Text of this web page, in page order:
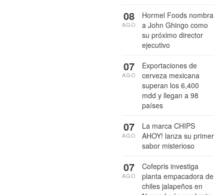
Hormel Foods nombra
a John Ghingo como
su próximo director
ejecutivo
08
AGO
Exportaciones de
cerveza mexicana
superan los 6,400
mdd y llegan a 98
países
07
AGO
La marca CHIPS
AHOY! lanza su primer
sabor misterioso
07
AGO
Cofepris investiga
planta empacadora de
chiles jalapeños en
07
AGO